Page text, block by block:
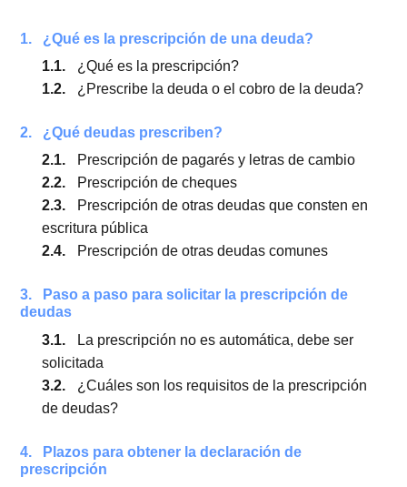
través de su aplicación, es por esto que nos
explicar sus requisitos, costos y efectos.
1.
¿Qué es la prescripción de una deuda?
1.1.
¿Qué es la prescripción?
1.2.
¿Prescribe la deuda o el cobro de la deuda?
¿Qué deudas prescriben?
2.2. Prescripción de cheques
escritura pública
2.4.
Prescripción de otras deudas comunes
deudas
3.1. La prescripción no es automática, debe ser